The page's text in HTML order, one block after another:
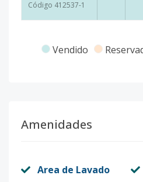
Código 412537-1
Vendido
Amenidades
Area de Lavado